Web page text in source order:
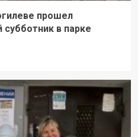
прошел
в парке